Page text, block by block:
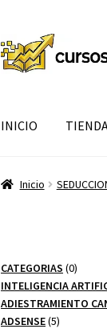
Ir
a
Ir
al
INICIO
Inicio
CATEGORIAS 00
INTELIGENCIA
ADIESTRAMIENTO
ADSENSE 55